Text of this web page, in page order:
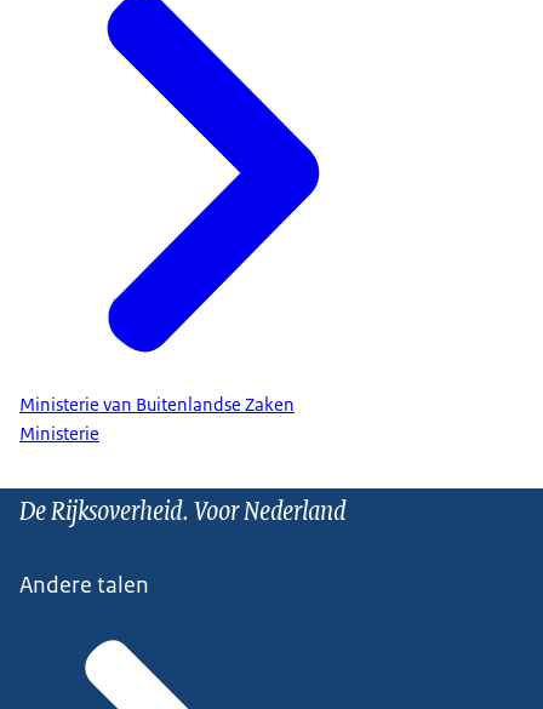
Ministerie van Buitenlandse Zaken
Ministerie
De Rijksoverheid. Voor Nederland
Andere talen